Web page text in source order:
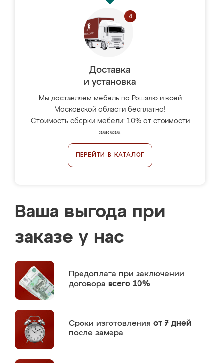
Доставка
и установка
Мы доставляем мебель по Рошалю и всей
Московской области бесплатно!
Стоимость сборки мебели: 10% от стоимости
заказа.
ПЕРЕЙТИ В КАТАЛОГ
Ваша выгода при
заказе у нас
Предоплата при заключении
договора всего 10%
Сроки изготовления от 7 дней
после замера